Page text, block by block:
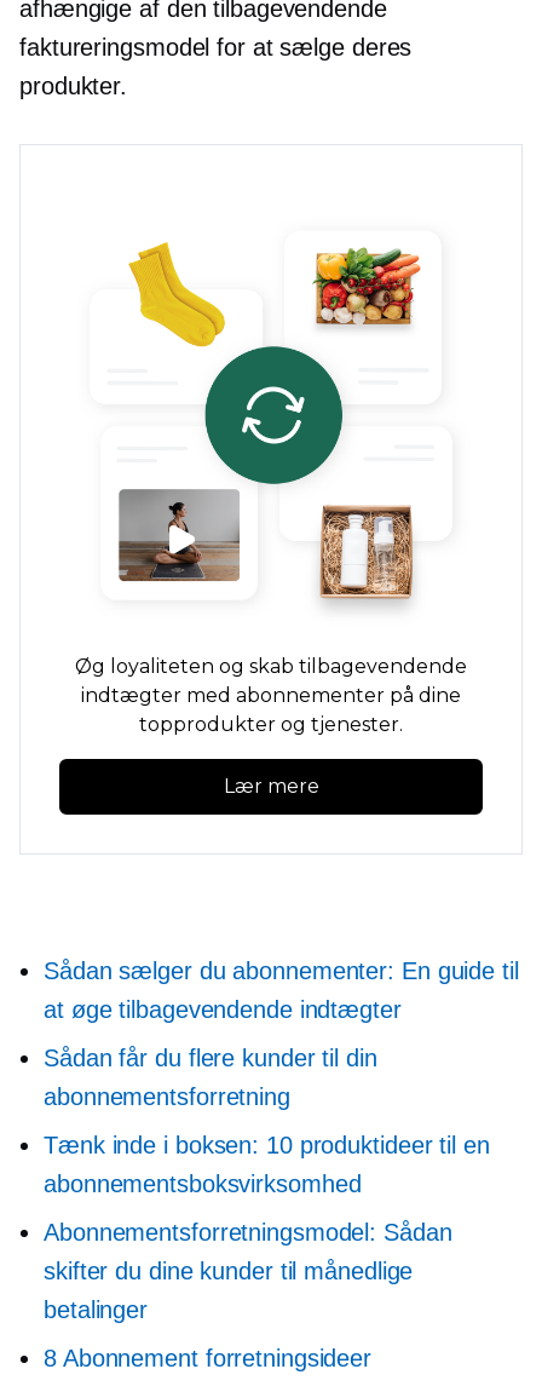
afhængige af den tilbagevendende
faktureringsmodel for at sælge deres
produkter.
Øg loyaliteten og skab tilbagevendende
indtægter med abonnementer på dine
topprodukter og tjenester.
Lær mere
Sådan sælger du abonnementer: En guide til
at øge tilbagevendende indtægter
Sådan får du flere kunder til din
abonnementsforretning
Tænk inde i boksen: 10 produktideer til en
abonnementsboksvirksomhed
Abonnementsforretningsmodel: Sådan
skifter du dine kunder til månedlige
betalinger
8 Abonnement forretningsideer